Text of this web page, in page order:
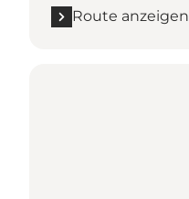
Route anzeigen